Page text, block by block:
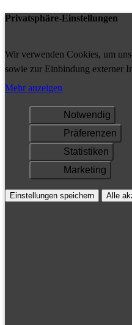
Privatsphäre-Einstellungen
Wir verwenden Cookies, um
sowie zur Einbindung externer
Ihrem Gerät gespeichert und/
Mehr anzeigen
Notwendig
Präferenzen
Statistiken
Marketing
Einstellungen speichern Alle